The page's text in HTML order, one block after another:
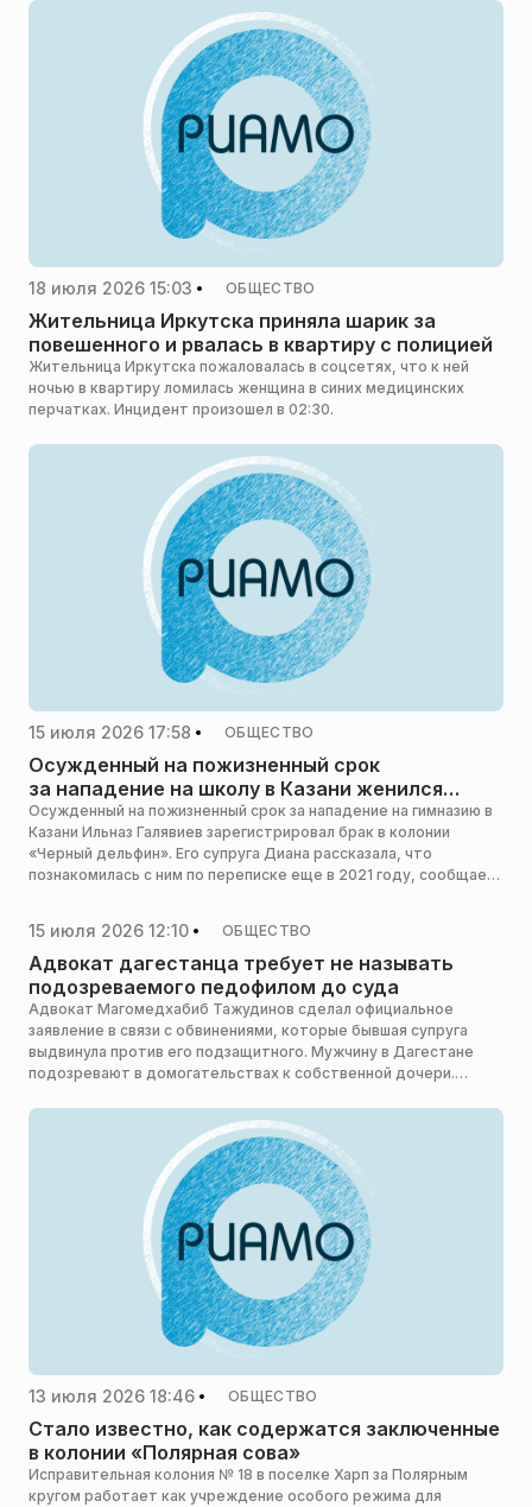
18 июля 2026 15:03 ОБЩЕСТВО
Жительница Иркутска приняла шарик за
повешенного и рвалась в квартиру с полицией
Жительница Иркутска пожаловалась в соцсетях, что к ней
ночью в квартиру ломилась женщина в синих медицинских
перчатках. Инцидент произошел в 02:30.
15 июля 2026 17:58 ОБЩЕСТВО
Осужденный на пожизненный срок
за нападение на школу в Казани женился
в колонии
Осужденный на пожизненный срок за нападение на гимназию в
Казани Ильназ Галявиев зарегистрировал брак в колонии
«Черный дельфин». Его супруга Диана рассказала, что
познакомилась с ним по переписке еще в 2021 году, сообщает
15 июля 2026 12:10 ОБЩЕСТВО
Адвокат дагестанца требует не называть
подозреваемого педофилом до суда
Адвокат Магомедхабиб Тажудинов сделал официальное
заявление в связи с обвинениями, которые бывшая супруга
выдвинула против его подзащитного. Мужчину в Дагестане
подозревают в домогательствах к собственной дочери.
нет, и призывает не делать преждевременных выводов.
13 июля 2026 18:46 ОБЩЕСТВО
Стало известно, как содержатся заключенные
в колонии «Полярная сова»
Исправительная колония № 18 в поселке Харп за Полярным
кругом работает как учреждение особого режима для